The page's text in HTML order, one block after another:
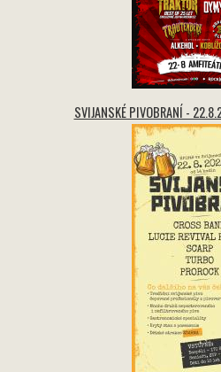
SVIJANSKÉ PIVOBRANÍ -